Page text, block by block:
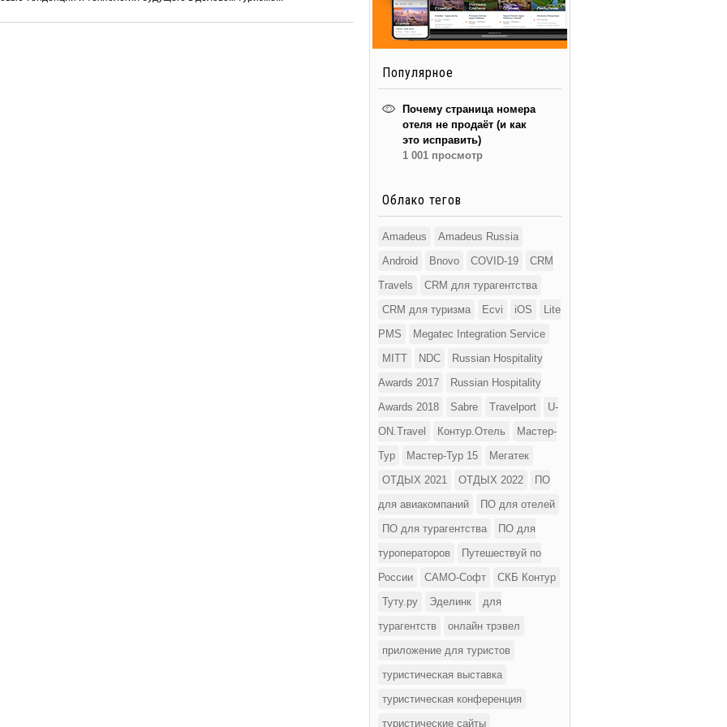
Популярное
Почему страница номера
отеля не продаёт (и как
это исправить)
1 001 просмотр
Облако тегов
Amadeus
Amadeus Russia
Android
Bnovo COVID-19
CRM
Travels
CRM для турагентства
CRM для туризма
Ecvi iOS
Lite
PMS
Megatec Integration Service
MITT
NDC
Russian Hospitality
Awards 2017
Russian Hospitality
Awards 2018
Sabre Travelport
U-
ON.Travel
Контур.Отель
Мастер-
Тур
Мастер-Тур 15
Мегатек
ОТДЫХ 2021
ОТДЫХ 2022
ПО
для авиакомпаний
ПО для отелей
ПО для турагентства
ПО для
туроператоров
Путешествуй по
России
САМО-Софт
СКБ Контур
Туту.ру
Эделинк
для
турагентств
онлайн трэвел
приложение для туристов
туристическая выставка
туристическая конференция
туристические сайты